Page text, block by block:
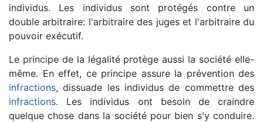
individus. Les individus sont protégés contre un
double arbitraire: l'arbitraire des juges et l'arbitraire du
pouvoir exécutif.
Le principe de la légalité protège aussi la société elle-
même. En effet, ce principe assure la prévention des
infractions, dissuade les individus de commettre des
infractions. Les individus ont besoin de craindre
quelque chose dans la société pour bien s'y conduire.